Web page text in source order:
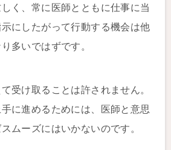
く、常に医師とともに仕事に当
にしたがって行動する機会は他
多いではずです。
受け取ることは許されません。
に進めるためには、医師と意思
ムーズにはいかないのです。